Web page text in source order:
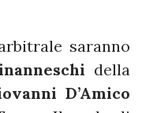
saranno
della
D’Amico